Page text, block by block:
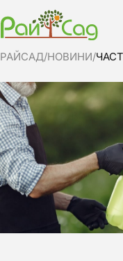
РАЙСАД/НОВИНИ/